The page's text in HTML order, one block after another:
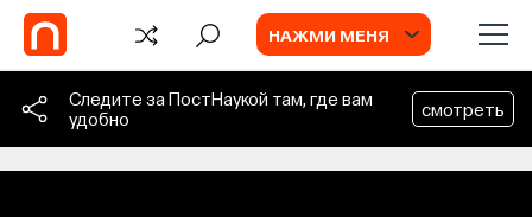
НАЖМИ МЕНЯ
Следите за ПостНаукой там, где вам
удобно
смотреть
СОБЫТИЯ